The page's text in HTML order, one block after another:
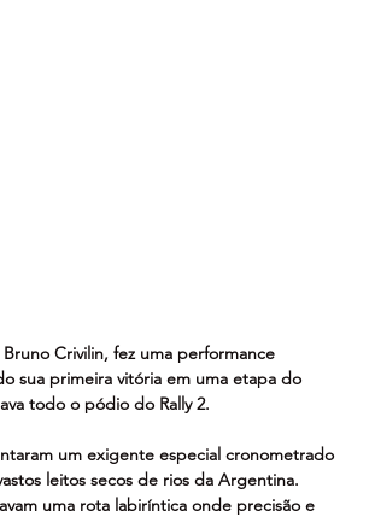
Crivilin, fez uma performance
sua primeira vitória em uma etapa do
todo o pódio do Rally 2.
um exigente especial cronometrado
leitos secos de rios da Argentina.
uma rota labiríntica onde precisão e